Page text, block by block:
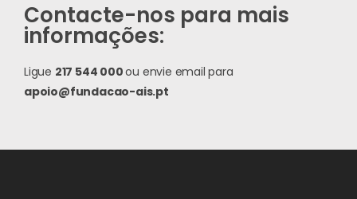
Contacte-nos para mais
informações:
Ligue 217 544 000ou envie email para
apoio@fundacao-ais.pt